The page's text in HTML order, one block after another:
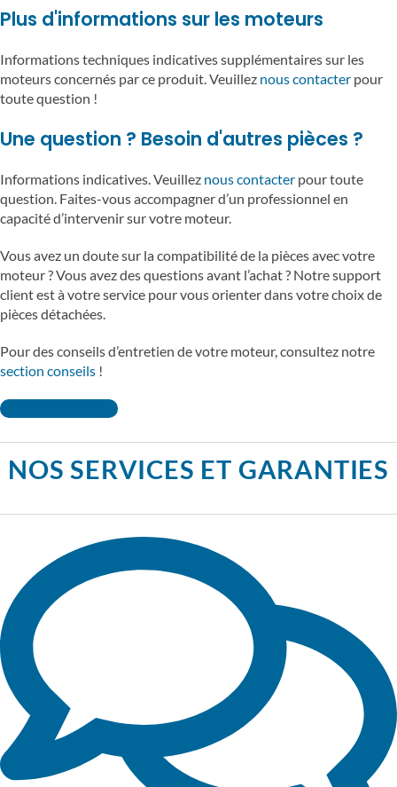
Plus d'informations sur les moteurs
Informations techniques indicatives supplémentaires sur les
moteurs concernés par ce produit. Veuillez nous contacter pour
toute question !
Une question ? Besoin d'autres pièces ?
Informations indicatives. Veuillez nous contacter pour toute
question. Faites-vous accompagner d’un professionnel en
capacité d’intervenir sur votre moteur.
Vous avez un doute sur la compatibilité de la pièces avec votre
moteur ? Vous avez des questions avant l’achat ? Notre support
client est à votre service pour vous orienter dans votre choix de
pièces détachées.
Pour des conseils d’entretien de votre moteur, consultez notre
section conseils !
Contactez-nous !
NOS SERVICES ET GARANTIES